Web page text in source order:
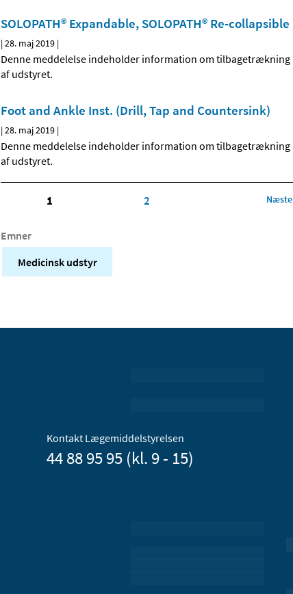
SOLOPATH® Expandable, SOLOPATH® Re-collapsible
|28. maj 2019 |
Denne meddelelse indeholder information om tilbagetrækning
af udstyret.
Foot and Ankle Inst. (Drill, Tap and Countersink)
|28. maj 2019 |
Denne meddelelse indeholder information om tilbagetrækning
af udstyret.
1 2 Næste
Emner
Medicinsk udstyr
Kontakt Lægemiddelstyrelsen
44 88 95 95 (kl. 9 - 15)